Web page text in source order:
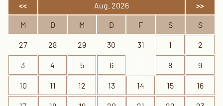
<< Aug. 2026 >>
M D M D F S S
27 28 29 30 31 1 2
3 4 5 6 8 9
10 11 12 13 14 15 16